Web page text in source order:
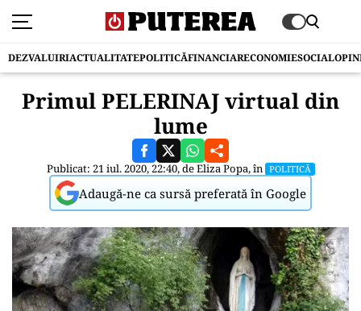
DEZVALUIRIACTUALITATEPOLITICĂFINANCIARECONOMIESOCIAL
Primul PELERINAJ virtual din
lume
Publicat: 21 iul. 2020, 22:40, deEliza Popa, în POLITICĂ
Adaugă-ne ca sursă preferată în Google